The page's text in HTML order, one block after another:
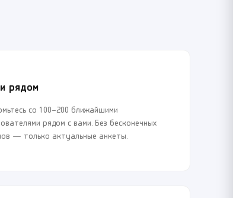
рядом
со 100–200 ближайшими
рядом с вами. Без бесконечных
— только актуальные анкеты.